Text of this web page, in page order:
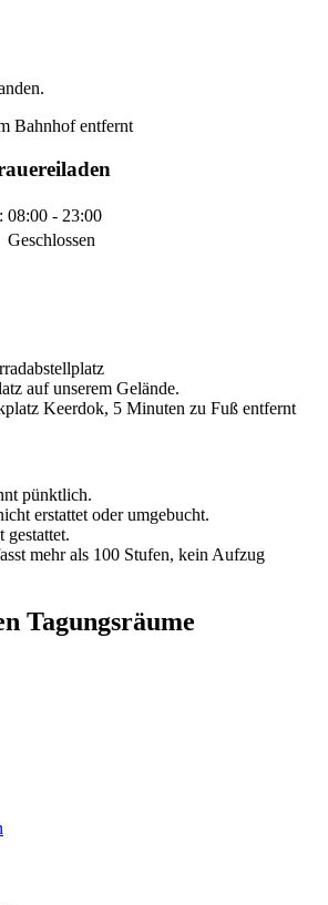
Bahnhof entfernt
08:00 - 23:00
Geschlossen
auf unserem Gelände.
Keerdok, 5 Minuten zu Fuß entfernt
pünktlich.
erstattet oder umgebucht.
gestattet.
mehr als 100 Stufen, kein Aufzug
Tagungsräume